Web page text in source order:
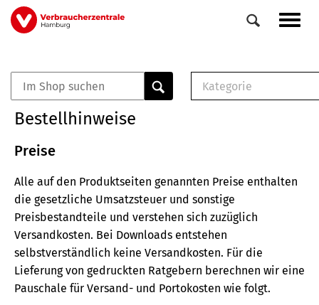
Direkt
zum
Veranstaltungen
0
Elemente
Kategorie
Broschüre
Buch
Bestellhinweise
Preise
Alle auf den Produktseiten genannten Preise enthalten
die gesetzliche Umsatzsteuer und sonstige
Preisbestandteile und verstehen sich zuzüglich
Versandkosten. Bei Downloads entstehen
selbstverständlich keine Versandkosten. Für die
Lieferung von gedruckten Ratgebern berechnen wir eine
Pauschale für Versand- und Portokosten wie folgt.